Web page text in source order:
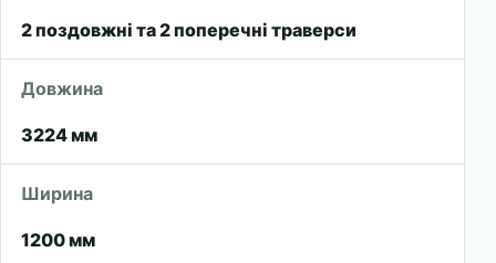
2 поздовжні та 2 поперечні траверси
Довжина
3224 мм
Ширина
1200 мм